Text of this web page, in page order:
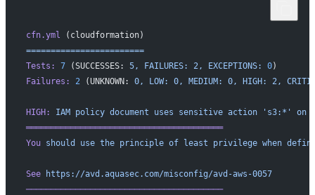
cfn.yml (cloudformation)
========================
Tests:
7 (SUCCESSES: 5, FAILURES: 2, EXCEPTIONS: 0)
Failures:
2 (UNKNOWN: 0, LOW: 0, MEDIUM: 0, HIGH: 2,
HIGH: IAM policy document uses sensitive action 's3:*' on
════════════════════════════════════════
You should use the principle of least privilege when
See https://avd.aquasec.com/misconfig/avd-aws-0057
────────────────────────────────────────